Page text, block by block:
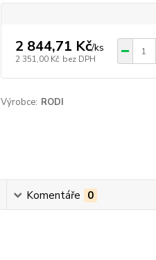
2 844,71 Kč/ks
2 351,00 Kč bez DPH
Výrobce: RODI
Komentáře 0